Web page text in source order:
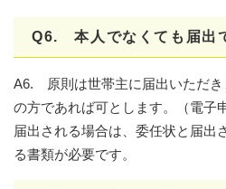
Q6. 本人でなくても届出
A6. 原則は世帯主に届出いただき
の方であれば可とします。（電子
届出される場合は、委任状と届出
る書類が必要です。